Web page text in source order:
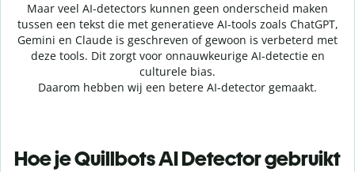
Maar veel AI-detectors kunnen geen onderscheid maken
tussen een tekst die met generatieve AI-tools zoals ChatGPT,
Gemini en Claude is geschreven of gewoon is verbeterd met
deze tools. Dit zorgt voor onnauwkeurige AI-detectie en
culturele bias.
Daarom hebben wij een betere AI-detector gemaakt.
Hoe je Quillbots AI Detector gebruikt